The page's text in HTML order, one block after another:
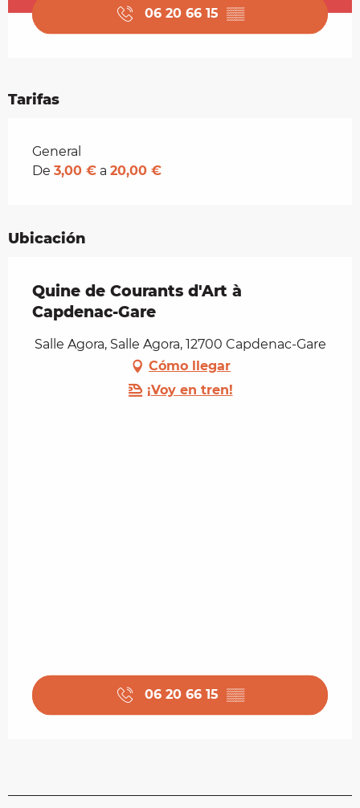
06 20 66 15 ▒▒
Tarifas
Tarifas 2026
General
De 3,00 € a 20,00 €
Ubicación
Quine de Courants d'Art à
Capdenac-Gare
Salle Agora, Salle Agora, 12700 Capdenac-Gare
Cómo llegar
¡Voy en tren!
06 20 66 15 ▒▒